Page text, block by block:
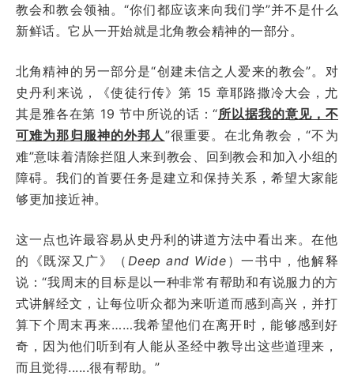
教会和教会领袖。“你们都应该来向我们学”并不是什么
新鲜话。它从一开始就是北角教会精神的一部分。
北角精神的另一部分是“创建未信之人爱来的教会”。对
史丹利来说，《使徒行传》第 15 章耶路撒冷大会，尤
其是雅各在第 19 节中所说的话：“所以据我的意见，不
可难为那归服神的外邦人 ”很重要。在北角教会，“不为
难”意味着清除拦阻人来到教会、回到教会和加入小组的
障碍。我们的首要任务是建立和保持关系，希望大家能
够更加接近神。
这一点也许最容易从史丹利的讲道方法中看出来。在他
的《既深又广》（ Deep and Wide ）一书中，他解释
说：“我周末的目标是以一种非常有帮助和有说服力的方
式讲解经文，让每位听众都为来听道而感到高兴，并打
算下个周末再来……我希望他们在离开时，能够感到好
奇，因为他们听到有人能从圣经中教导出这些道理来，
而且觉得......很有帮助。”